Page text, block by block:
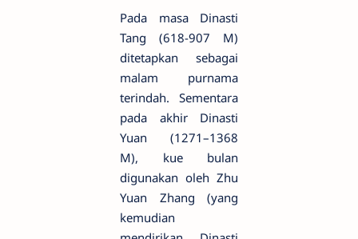
Pada masa Dinasti
Tang (618-907 M)
ditetapkan sebagai
malam purnama
terindah. Sementara
pada akhir Dinasti
Yuan (1271–1368
M), kue bulan
digunakan oleh Zhu
Yuan Zhang (yang
kemudian